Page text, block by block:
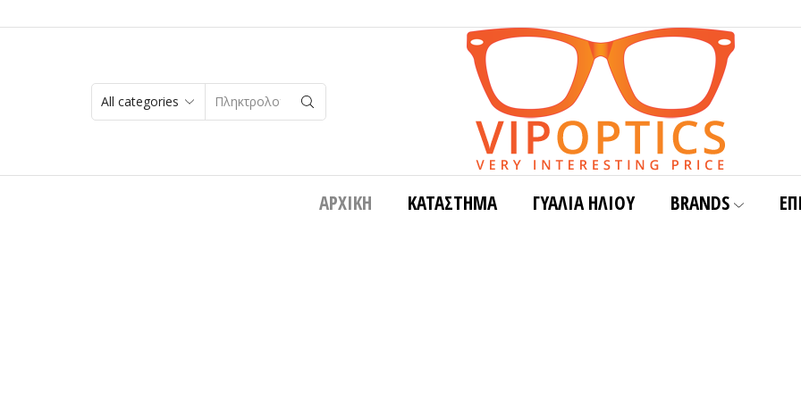
SEARCH
INPUT
ΑΡΧΙΚΉ ΚΑΤΑΣΤΗΜΑ ΓΥΑΛΙΆ ΗΛΊΟΥ BRANDS